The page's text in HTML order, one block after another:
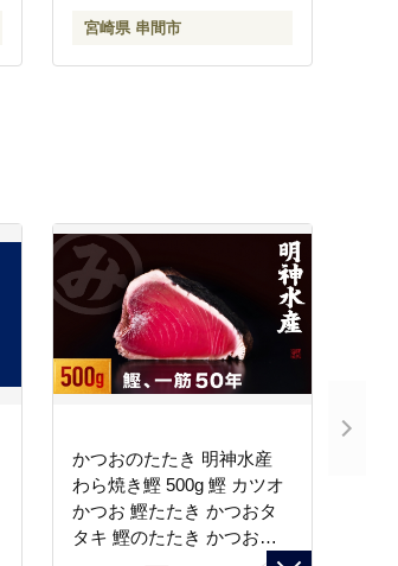
宮崎県 串間市
かつおのたたき 明神水産
わら焼き鰹 500g 鰹 カツオ
かつお 鰹たたき かつおタ
タキ 鰹のたたき かつおの